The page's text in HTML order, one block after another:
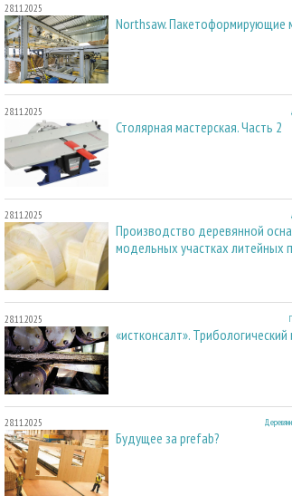
28.11.2025
Northsaw. Пакетоформирующие
28.11.2025
Столярная мастерская. Часть 2
28.11.2025
Производство деревянной
модельных участках литейных
28.11.2025
«истконсалт».
28.11.2025
Будущее за prefab?